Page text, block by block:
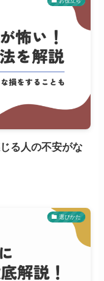
る人の不安がな
選びかた